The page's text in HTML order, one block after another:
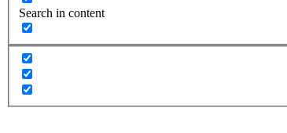
Search in content